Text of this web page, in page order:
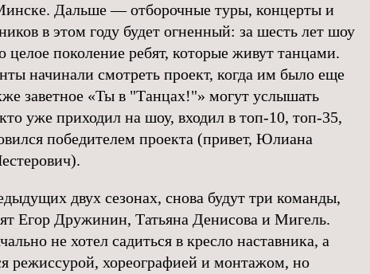
Дальше — отборочные туры, концерты и
в этом году будет огненный: за шесть лет шоу
поколение ребят, которые живут танцами.
начинали смотреть проект, когда им было еще
заветное «Ты в "Танцах!"» могут услышать
уже приходил на шоу, входил в топ-10, топ-35,
победителем проекта (привет, Юлиана
двух сезонах, снова будут три команды,
Егор Дружинин, Татьяна Денисова и Мигель.
не хотел садиться в кресло наставника, а
режиссурой, хореографией и монтажом, но